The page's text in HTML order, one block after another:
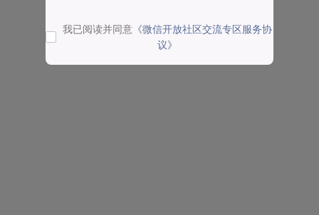
我已阅读并同意 《微信开放社区交流专区服务协
议》